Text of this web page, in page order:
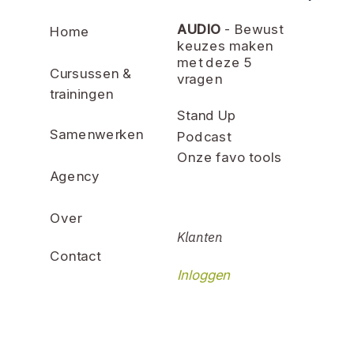
Home
Cursussen &
trainingen
AUDIO - Bewust
keuzes maken
met deze 5
vragen
Samenwerken
Over
Agency
Stand Up
Podcast
Klanten
Onze favo tools
Inloggen
Contact